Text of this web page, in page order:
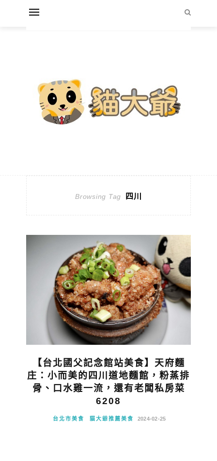
Browsing Tag 四川
【台北國父記念館站美食】天府麵
庄：小而美的四川道地麵館，粉蒸排
骨、口水雞一流，還有老闆私房菜
6208
台北市美食 貓大爺推薦美食 2024-02-25